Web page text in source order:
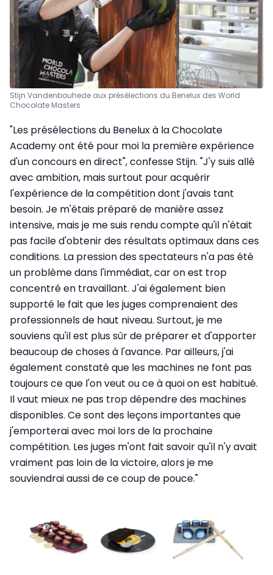
Stijn Vandenbouhede aux présélections du Benelux des World
Chocolate Masters
"Les présélections du Benelux à la Chocolate
Academy ont été pour moi la première expérience
d'un concours en direct", confesse Stijn. "J'y suis allé
avec ambition, mais surtout pour acquérir
l'expérience de la compétition dont j'avais tant
besoin. Je m'étais préparé de manière assez
intensive, mais je me suis rendu compte qu'il n'était
pas facile d'obtenir des résultats optimaux dans ces
conditions. La pression des spectateurs n'a pas été
un problème dans l'immédiat, car on est trop
concentré en travaillant. J'ai également bien
supporté le fait que les juges comprenaient des
professionnels de haut niveau. Surtout, je me
souviens qu'il est plus sûr de préparer et d'apporter
beaucoup de choses à l'avance. Par ailleurs, j'ai
également constaté que les machines ne font pas
toujours ce que l'on veut ou ce à quoi on est habitué.
Il vaut mieux ne pas trop dépendre des machines
disponibles. Ce sont des leçons importantes que
j'emporterai avec moi lors de la prochaine
compétition. Les juges m'ont fait savoir qu'il n'y avait
vraiment pas loin de la victoire, alors je me
souviendrai aussi de ce coup de pouce."